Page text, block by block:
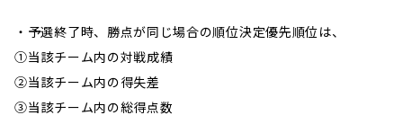
・予選終了時、勝点が同じ場合の順位決定優先順位は、
①当該チーム内の対戦成績
②当該チーム内の得失差
③当該チーム内の総得点数